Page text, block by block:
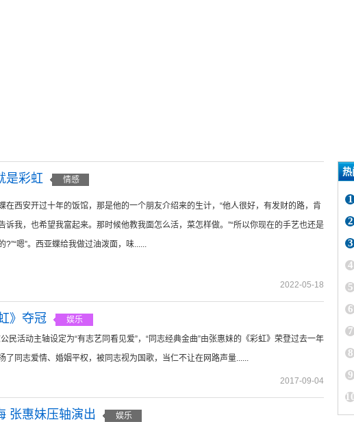
是彩虹 情感
在西安开过十年的饭馆，那是他的一个朋友介绍来的生计，“他人很好，有发财的路，肯
诉我，也希望我富起来。那时候他教我面怎么活，菜怎样做。”“所以你现在的手艺也还是
?”“嗯”。西亚蝶给我做过油泼面，味......
2022-05-18
》夺冠
娱乐
民活动主轴设定为“有志艺同看见爱”，“同志经典金曲”由张惠妹的《彩虹》荣登过去一年
了同志爱情、婚姻平权，被同志视为国歌，当仁不让在网路声量......
2017-09-04
张惠妹压轴演出 娱乐
热
1
2
3
4
5
6
7
8
9